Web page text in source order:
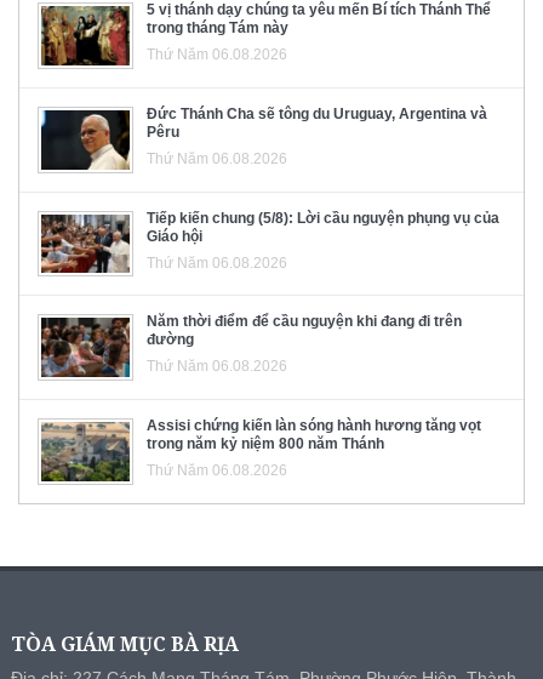
5 vị thánh dạy chúng ta yêu mến Bí tích Thánh Thể
trong tháng Tám này
Thứ Năm 06.08.2026
Đức Thánh Cha sẽ tông du Uruguay, Argentina và
Pêru
Thứ Năm 06.08.2026
Tiếp kiến chung (5/8): Lời cầu nguyện phụng vụ của
Giáo hội
Thứ Năm 06.08.2026
Năm thời điểm để cầu nguyện khi đang đi trên
đường
Thứ Năm 06.08.2026
Assisi chứng kiến làn sóng hành hương tăng vọt
trong năm kỷ niệm 800 năm Thánh
Thứ Năm 06.08.2026
TÒA GIÁM MỤC BÀ RỊA